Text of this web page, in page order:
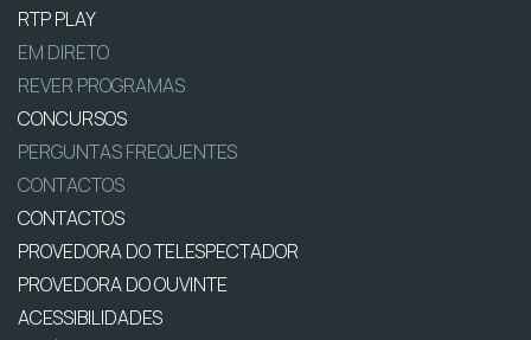
RTP PLAY
EM DIRETO
REVER PROGRAMAS
CONCURSOS
PERGUNTAS FREQUENTES
CONTACTOS
CONTACTOS
PROVEDORA DO TELESPECTADOR
PROVEDORA DO OUVINTE
ACESSIBILIDADES